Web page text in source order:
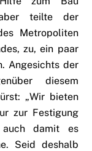
teilte der
Metropoliten
zu, ein paar
Angesichts der
diesem
„Wir bieten
zur Festigung
auch damit es
Seid deshalb